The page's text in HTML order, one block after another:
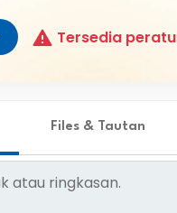
Program
Video
Kamus
Tersedia
Files & Tautan
atau ringkasan.